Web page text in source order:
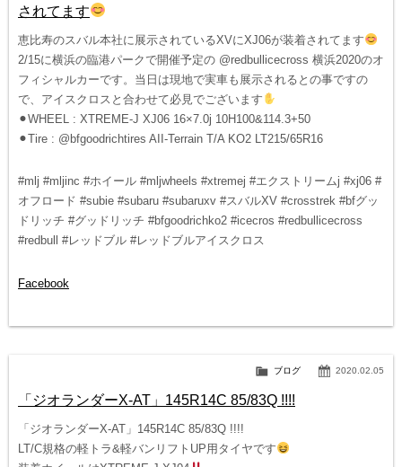
されてます
恵比寿のスバル本社に展示されているXVにXJ06が装着されてます
2/15に横浜の臨港パークで開催予定の @redbullicecross 横浜2020のオ
フィシャルカーです。当日は現地で実車も展示されるとの事ですの
で、アイスクロスと合わせて必見でございます
⚫︎WHEEL : XTREME-J XJ06 16×7.0j 10H100&114.3+50
⚫︎Tire : @bfgoodrichtires AII-Terrain T/A KO2 LT215/65R16
#mlj #mljinc #ホイール #mljwheels #xtremej #エクストリームj #xj06 #
オフロード #subie #subaru #subaruxv #スバルXV #crosstrek #bfグッ
ドリッチ #グッドリッチ #bfgoodrichko2 #icecros #redbullicecross
#redbull #レッドブル #レッドブルアイスクロス
Facebook
2020.02.05
ブログ
「ジオランダーX-AT」145R14C 85/83Q !!!!
「ジオランダーX-AT」145R14C 85/83Q !!!!
LT/C規格の軽トラ&軽バンリフトUP用タイヤです